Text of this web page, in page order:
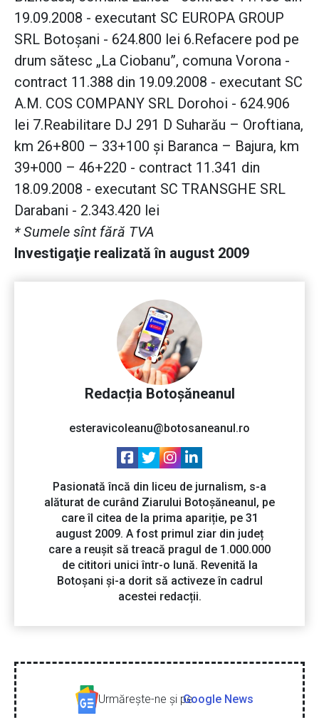
19.09.2008 - executant SC EUROPA GROUP
SRL Botoşani - 624.800 lei 6.Refacere pod pe
drum sătesc „La Ciobanu”, comuna Vorona -
contract 11.388 din 19.09.2008 - executant SC
A.M. COS COMPANY SRL Dorohoi - 624.906
lei 7.Reabilitare DJ 291 D Suharău – Oroftiana,
km 26+800 – 33+100 şi Baranca – Bajura, km
39+000 – 46+220 - contract 11.341 din
18.09.2008 - executant SC TRANSGHE SRL
Darabani - 2.343.420 lei
* Sumele sînt fără TVA
Investigaţie realizată în august 2009
Redacția Botoșăneanul
esteravicoleanu@botosaneanul.ro
Pasionată încă din liceu de jurnalism, s-a
alăturat de curând Ziarului Botoșăneanul, pe
care îl citea de la prima apariție, pe 31
august 2009. A fost primul ziar din județ
care a reușit să treacă pragul de 1.000.000
de cititori unici într-o lună. Revenită la
Botoșani și-a dorit să activeze în cadrul
acestei redacții.
Urmăreşte-ne şi peGoogle News